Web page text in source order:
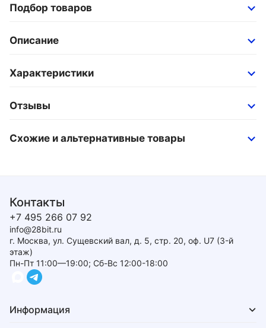
Подбор товаров
Описание
Характеристики
Отзывы
Схожие и альтернативные товары
Контакты
+7 495 266 07 92
info@28bit.ru
г. Москва, ул. Сущевский вал, д. 5, стр. 20, оф. U7 (3-й
этаж)
Пн-Пт 11:00—19:00; Сб-Вс 12:00-18:00
Информация